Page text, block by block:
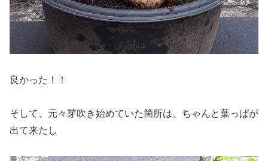
良かった！！
そして、元々芽吹き始めていた箇所は、ちゃんと葉っぱが
出て来たし